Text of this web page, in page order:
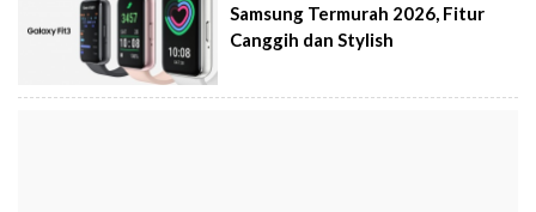
Samsung Termurah 2026, Fitur
Canggih dan Stylish